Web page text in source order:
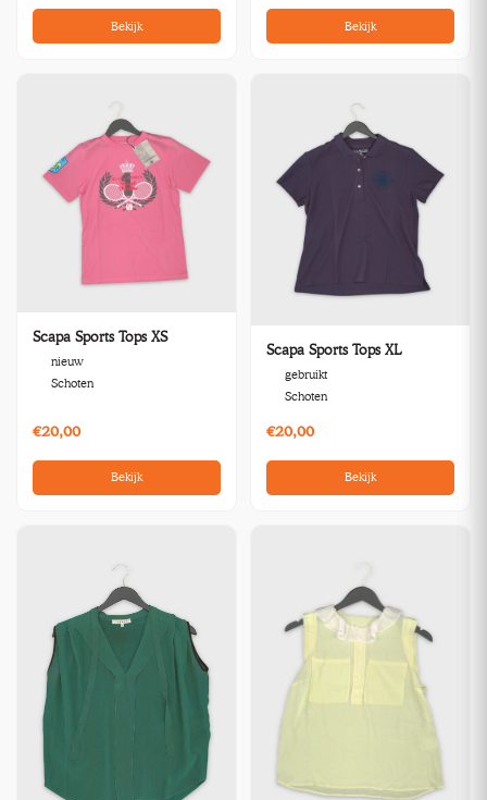
Bekijk Bekijk
Scapa Sports Tops XS
nieuw
Schoten
€20,00
Bekijk
Scapa Sports Tops XL
gebruikt
Schoten
€20,00
Bekijk